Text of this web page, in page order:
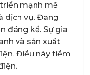
mạnh mẽ
dịch vụ. Đang
đáng kể. Sự gia
và sản xuất
Điều này tiềm